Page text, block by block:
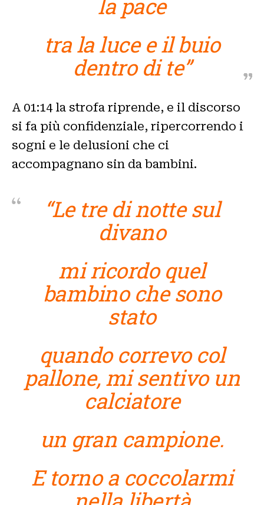
la pace
tra la luce e il buio
dentro di te”
A 01:14 la strofa riprende, e il discorso
si fa più confidenziale, ripercorrendo i
sogni e le delusioni che ci
accompagnano sin da bambini.
“Le tre di notte sul
divano
mi ricordo quel
bambino che sono
stato
quando correvo col
pallone, mi sentivo un
calciatore
un gran campione.
E torno a coccolarmi